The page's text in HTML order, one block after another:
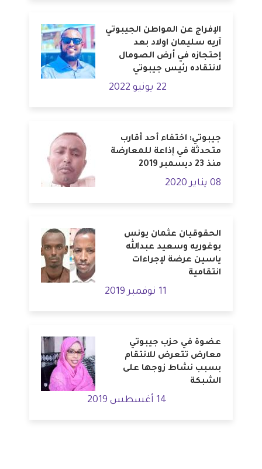
الإفراج عن المواطن الجيبوتي
آريه سليمان اولاد بعد
إحتجازه في أرض الصومال
لانتقاده رئيس جيبوتي
22 يونيو 2022
جيبوتي: اختفاء أحد أقارب
متحدثة في إذاعة للمعارضة
منذ 23 ديسمبر 2019
08 يناير 2020
الحقوقيان عثمان يونس
بوغوريه وسعيد عبدالله
ياسين عرضة لإجراءات
انتقامية
11 نوفمبر 2019
عضوة في حزب جيبوتي
معارض تتعرض للانتقام
بسبب نشاط زوجها على
الشبكة
14 أغسطس 2019